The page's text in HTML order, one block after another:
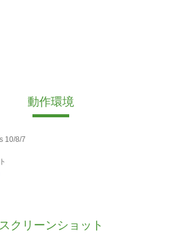
動作環境
10/8/7
スクリーンショット